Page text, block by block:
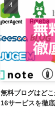
無料ブログはど
16サービスを徹底